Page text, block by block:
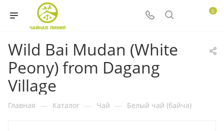
0
Wild Bai Mudan (White
Peony) from Dagang
Village
Главная — Каталог — Чай — Белый чай (байча)